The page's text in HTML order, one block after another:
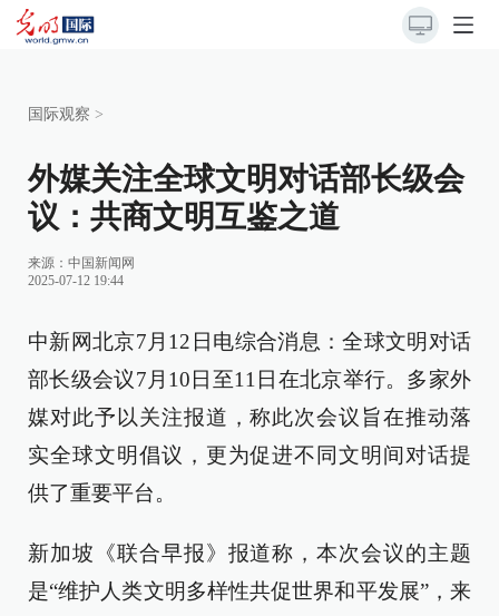
国际观察 >
外媒关注全球文明对话部长级会
议：共商文明互鉴之道
来源： 中国新闻网
2025-07-12 19:44
中新网北京7月12日电综合消息：全球文明对话
部长级会议7月10日至11日在北京举行。多家外
媒对此予以关注报道，称此次会议旨在推动落
实全球文明倡议，更为促进不同文明间对话提
供了重要平台。
新加坡《联合早报》报道称，本次会议的主题
是“维护人类文明多样性共促世界和平发展”，来